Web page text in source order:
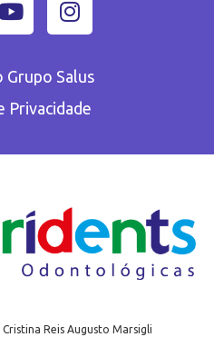
Grupo Salus
Privacidade
Cristina Reis Augusto Marsigli